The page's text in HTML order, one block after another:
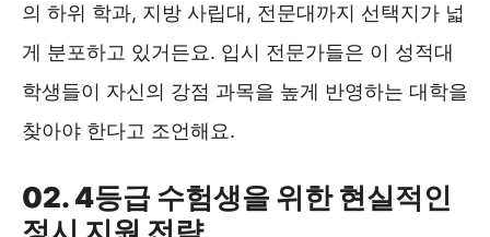
의 하위 학과, 지방 사립대, 전문대까지 선택지가 넓
게 분포하고 있거든요. 입시 전문가들은 이 성적대
학생들이 자신의 강점 과목을 높게 반영하는 대학을
찾아야 한다고 조언해요.
02. 4등급 수험생을 위한 현실적인